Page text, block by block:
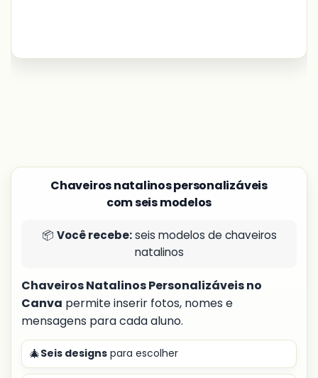
Chaveiros natalinos personalizáveis
com seis modelos
📦 Você recebe:seis modelos de chaveiros
natalinos
Chaveiros Natalinos Personalizáveis no
Canva permite inserir fotos, nomes e
mensagens para cada aluno.
🎄Seis designs para escolher